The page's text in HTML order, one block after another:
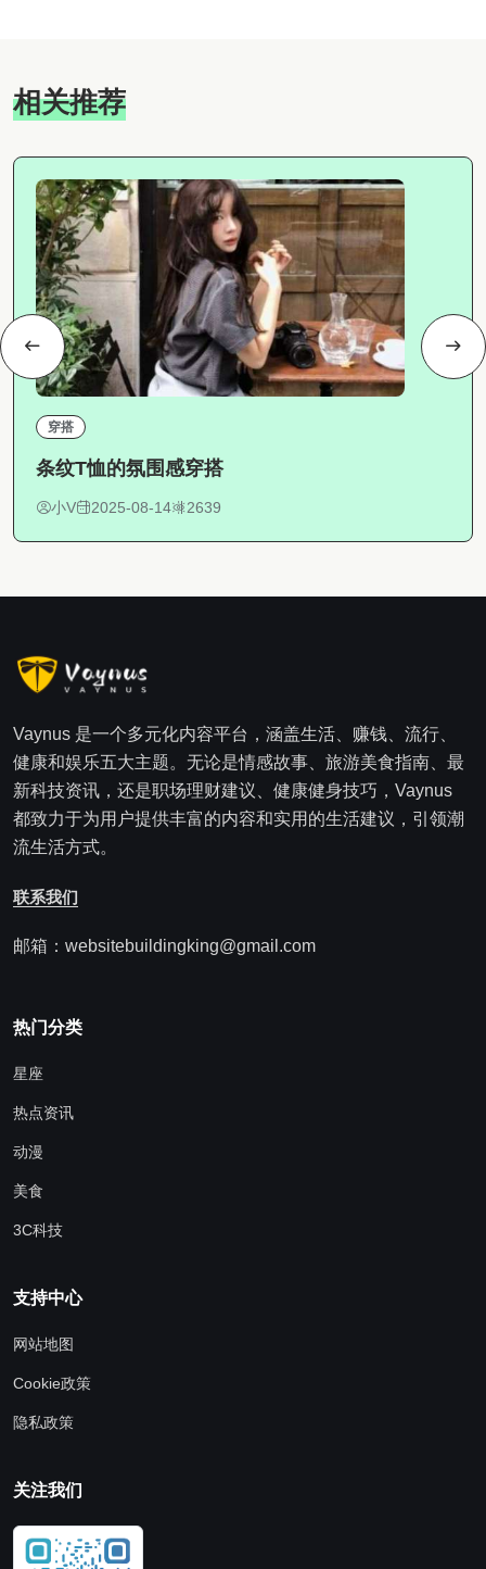
相关推荐
穿搭
条纹T恤的氛围感穿搭
小V 2025-08-14 2639
Vaynus 是一个多元化内容平台，涵盖生活、赚钱、流行、
健康和娱乐五大主题。无论是情感故事、旅游美食指南、最
新科技资讯，还是职场理财建议、健康健身技巧，Vaynus
都致力于为用户提供丰富的内容和实用的生活建议，引领潮
流生活方式。
联系我们
邮箱：websitebuildingking@gmail.com
热门分类
星座
热点资讯
动漫
美食
3C科技
支持中心
网站地图
Cookie政策
隐私政策
关注我们